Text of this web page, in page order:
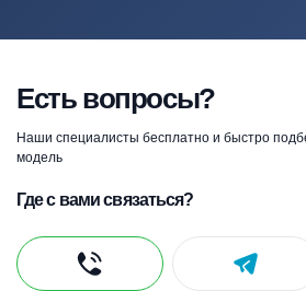
Есть вопросы?
Наши специалисты бесплатно и быстро
модель
Где с вами связаться?